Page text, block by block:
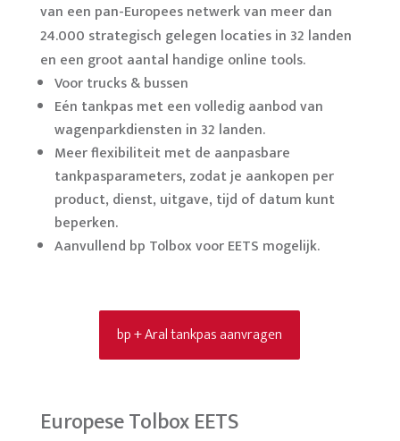
van een pan-Europees netwerk van meer dan
24.000 strategisch gelegen locaties in 32 landen
en een groot aantal handige online tools.
Voor trucks & bussen
Eén tankpas met een volledig aanbod van
wagenparkdiensten in 32 landen.
Meer flexibiliteit met de aanpasbare
tankpasparameters, zodat je aankopen per
product, dienst, uitgave, tijd of datum kunt
beperken.
Aanvullend bp Tolbox voor EETS mogelijk.
bp + Aral tankpas aanvragen
Europese Tolbox EETS